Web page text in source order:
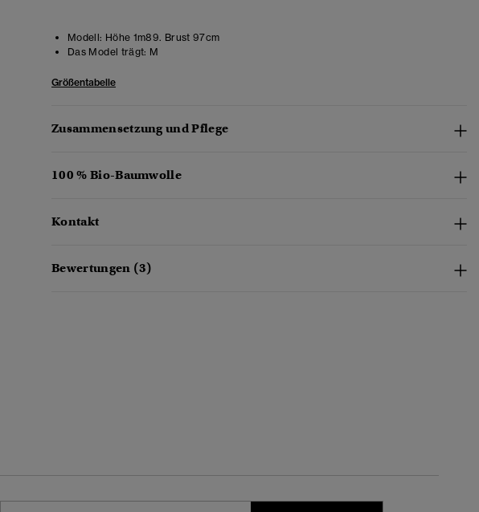
Modell: Höhe 1m89. Brust 97cm
Das Model trägt: M
Größentabelle
Zusammensetzung und Pflege
100 % Bio-Baumwolle
Kontakt
Bewertungen (3)